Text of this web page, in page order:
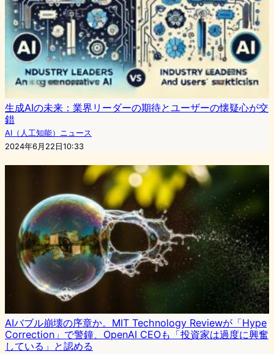
生成AIの未来：業界リーダーの期待とユーザーの懐疑心が交
錯
AI（人工知能）ニュース
2024年6月22日10:33
AIバブル崩壊の序章か。MIT Technology Reviewが「Hype
Correction」で警鐘、OpenAI CEOも「投資家は過度に興奮
している」と認める